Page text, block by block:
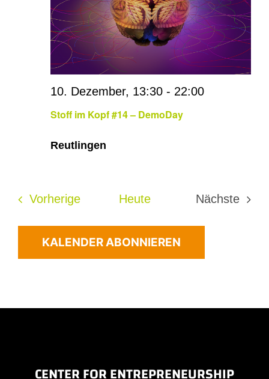
Stoff im Kopf #14 – DemoDay
10. Dezember, 13:30 - 22:00
Reutlingen
VorherigeVeranstaltungen
Heute
Nächste
KALENDER ABONNIEREN